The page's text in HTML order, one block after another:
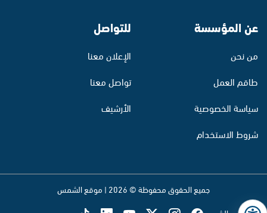
عن المؤسسة
من نحن
طاقم العمل
سياسة الخصوصية
شروط الاستخدام
للتواصل
الإعلان معنا
تواصل معنا
الأرشيف
جميع الحقوق محفوظة © 2026 | موقع الشمس